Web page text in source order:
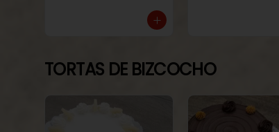
TORTAS DE BIZCOCHO